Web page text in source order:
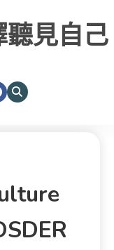
見自己